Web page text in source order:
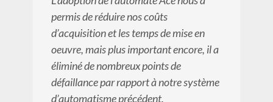
permis de réduire nos coûts
d’acquisition et les temps de mise en
oeuvre, mais plus important encore, il a
éliminé de nombreux points de
défaillance par rapport à notre système
d’automatisme précédent.